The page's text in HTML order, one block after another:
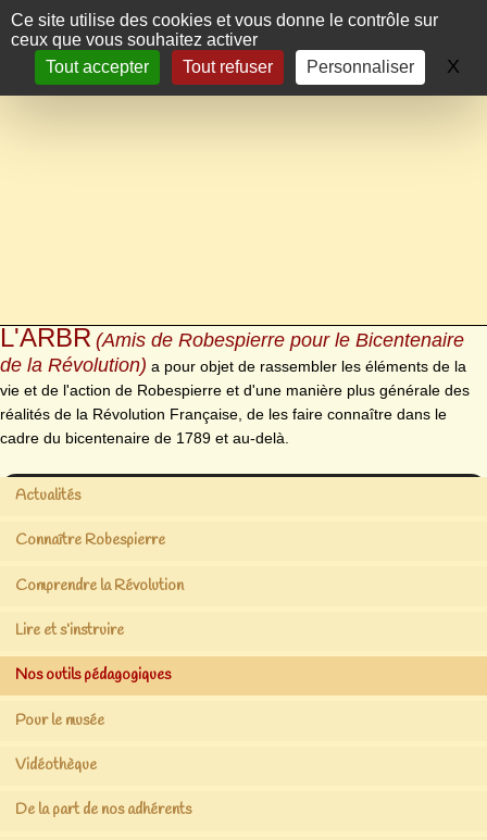
Panneau de gestion des cookies
Ce site utilise des cookies et vous donne le contrôle sur
ceux que vous souhaitez activer
Tout accepter
Tout refuser Personnaliser X
L'ARBR (Amis de Robespierre pour le Bicentenaire
de la Révolution) a pour objet de rassembler les éléments de la
vie et de l'action de Robespierre et d'une manière plus générale des
réalités de la Révolution Française, de les faire connaître dans le
cadre du bicentenaire de 1789 et au-delà.
Actualités
Connaître Robespierre
Comprendre la Révolution
Lire et s’instruire
Nos outils pédagogiques
Pour le musée
Vidéothèque
De la part de nos adhérents